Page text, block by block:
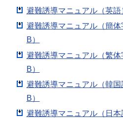
避難誘導マニュアル（英語
避難誘導マニュアル（簡
B）
避難誘導マニュアル（繁
B）
避難誘導マニュアル（韓
B）
避難誘導マニュアル（日